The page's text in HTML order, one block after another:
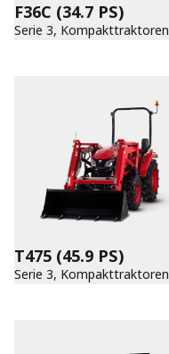
F36C (34.7 PS)
Serie 3, Kompakttraktoren
T475 (45.9 PS)
Serie 3, Kompakttraktoren